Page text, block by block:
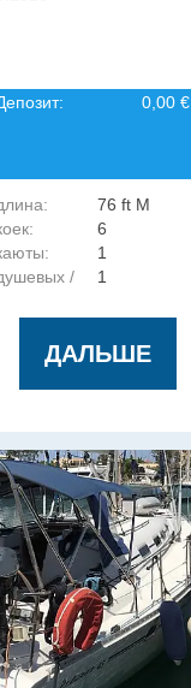
0,00 €
76 ft M
6
1
/
1
ДАЛЬШЕ